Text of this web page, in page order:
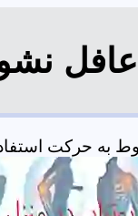
به حرکت